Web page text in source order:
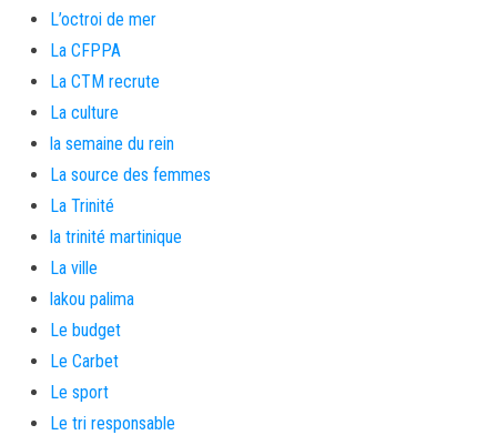
L’octroi de mer
La CFPPA
La CTM recrute
La culture
la semaine du rein
La source des femmes
La Trinité
la trinité martinique
La ville
lakou palima
Le budget
Le Carbet
Le sport
Le tri responsable